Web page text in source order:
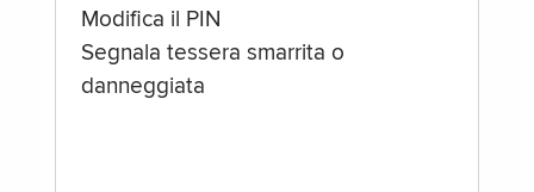
Modifica il PIN
Segnala tessera smarrita o
danneggiata